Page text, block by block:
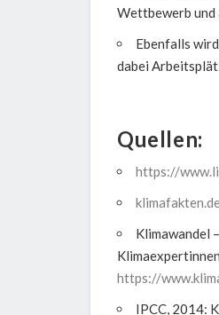
Wettbewerb
Ebenfalls
dabei
Quellen:
https://
Klimawandel
https://
IPCC, 2014: